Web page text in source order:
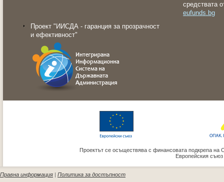
Проект "ИИСДА - гаранция за прозрачност
и ефективност"
средствата
eufunds.bg
Проектът се осъществява с финансовата подкрепа на
Европейския
Правна информация | Политика за достъпност